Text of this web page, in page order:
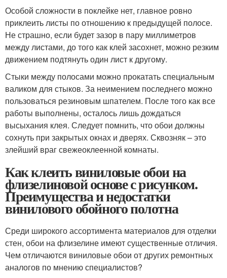
Особой сложности в поклейке нет, главное ровно
приклеить листы по отношению к предыдущей полосе.
Не страшно, если будет зазор в пару миллиметров
между листами, до того как клей засохнет, можно резким
движением подтянуть один лист к другому.
Стыки между полосами можно прокатать специальным
валиком для стыков. За неимением последнего можно
пользоваться резиновым шпателем. После того как все
работы выполнены, осталось лишь дождаться
высыхания клея. Следует помнить, что обои должны
сохнуть при закрытых окнах и дверях. Сквозняк – это
злейший враг свежеоклеенной комнаты.
Как клеить виниловые обои на
флизелиновой основе с рисунком.
Преимущества и недостатки
винилового обойного полотна
Среди широкого ассортимента материалов для отделки
стен, обои на флизелине имеют существенные отличия.
Чем отличаются виниловые обои от других ремонтных
аналогов по мнению специалистов?